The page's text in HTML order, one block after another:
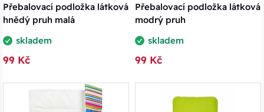
Přebalovací podložka látková
hnědý pruh malá
skladem
99 Kč
Přebalovací podložka látková
modrý pruh
skladem
99 Kč